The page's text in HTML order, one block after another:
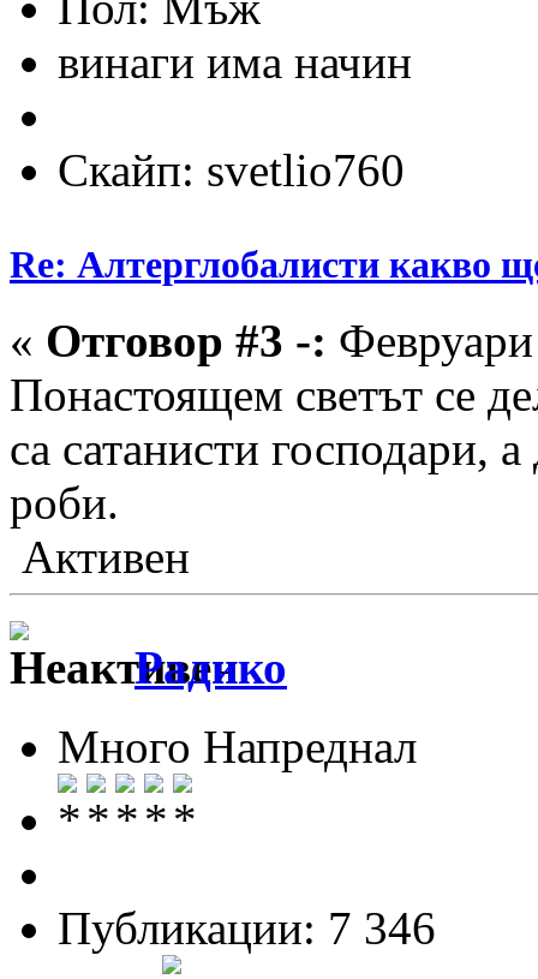
винаги има начин
Скайп: svetlio760
Re: Алтерглобалисти какво
« Отговор #3 -:
Понастоящем светът се
са сатанисти господари,
роби.
Активен
Радико
Много Напреднал
Публикации: 7 346